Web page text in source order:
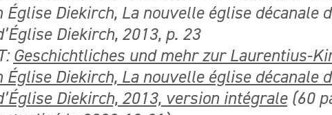
Église Diekirch, La nouvelle église décanale
Diekirch, 2013, p. 23
Geschichtliches und mehr zur Laurentius-
Église Diekirch, La nouvelle église décanale
Diekirch, 2013, version intégrale(60